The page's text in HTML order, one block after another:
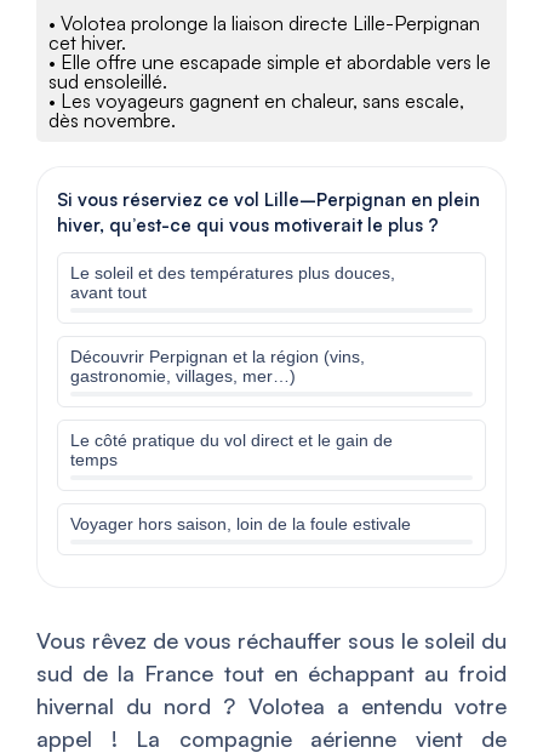
• Volotea prolonge la liaison directe Lille-Perpignan
cet hiver.
• Elle offre une escapade simple et abordable vers le
sud ensoleillé.
• Les voyageurs gagnent en chaleur, sans escale,
dès novembre.
Si vous réserviez ce vol Lille–Perpignan en plein
hiver, qu’est-ce qui vous motiverait le plus ?
Le soleil et des températures plus douces,
avant tout
Découvrir Perpignan et la région (vins,
gastronomie, villages, mer…)
Le côté pratique du vol direct et le gain de
temps
Voyager hors saison, loin de la foule estivale
Vous rêvez de vous réchauffer sous le soleil du
sud de la France tout en échappant au froid
hivernal du nord ? Volotea a entendu votre
appel ! La compagnie aérienne vient de